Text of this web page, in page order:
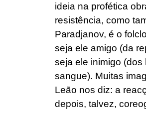
ideia na profética
resistência, como
Paradjanov, é o
seja ele amigo (da
seja ele inimigo
sangue). Muitas
Leão nos diz: a
depois, talvez,